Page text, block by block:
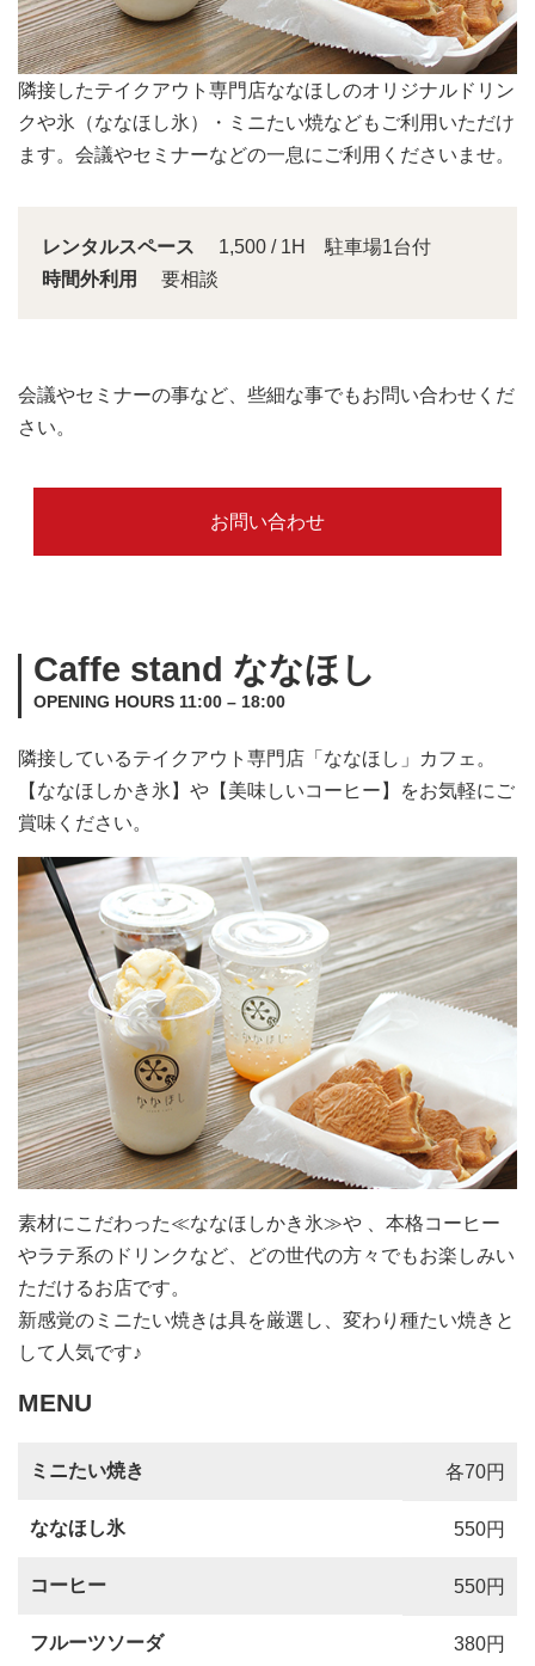
会議スペースは大きな窓から明るい日差しが入り込みま
す。
レンタルスペース
1,500 / 1H 駐車場1台付
時間外利用
要相談
会議やセミナーの事など、些細な事でもお問い合わせくだ
さい。
お問い合わせ
Caffe stand ななほし
OPENING HOURS 11:00 – 18:00
隣接しているテイクアウト専門店「ななほし」カフェ。
【ななほしかき氷】や【美味しいコーヒー】をお気軽にご
賞味ください。
素材にこだわった≪ななほしかき氷≫や 、本格コーヒー
やラテ系のドリンクなど、どの世代の方々でもお楽しみい
ただけるお店です。
新感覚のミニたい焼きは具を厳選し、変わり種たい焼きと
して人気です♪
MENU
ミニたい焼き 各70円
ななほし氷 550円
コーヒー 550円
フルーツソーダ 380円